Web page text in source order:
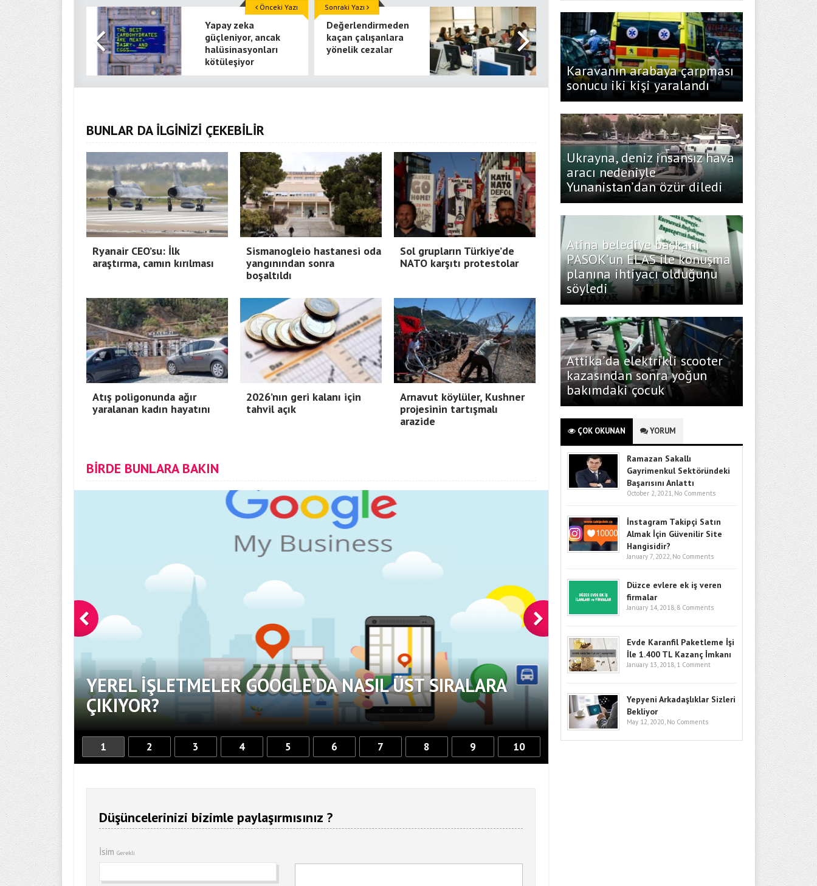
Yapay zeka
güçleniyor, ancak
halüsinasyonları
kötüleşiyor
Önceki Yazı
Değerlendirmeden
kaçan çalışanlara
yönelik cezalar
Sonraki Yazı
BUNLAR DA İLGİNİZİ ÇEKEBİLİR
Ryanair CEO’su: İlk
araştırma, camın kırılması
Sismanogleio hastanesi oda
yangınından sonra
boşaltıldı
Sol grupların Türkiye’de
NATO karşıtı protestolar
Atış poligonunda ağır
yaralanan kadın hayatını
2026’nın geri kalanı için
tahvil açık
Arnavut köylüler, Kushner
projesinin tartışmalı
arazide
BİRDE BUNLARA BAKIN
YEREL İŞLETMELER GOOGLE’DA NASIL ÜST SIRALARA
ÇIKIYOR?
BITCOIN’DE GÖZLER KRITIK
GIRIŞLERI VE MAKRO RISKLER
1 2 3 4 5 6 7 8 9 10
Düşüncelerinizi bizimle paylaşırmısınız ?
İsim Gerekli
Karavanın arabaya çarpması
sonucu iki kişi yaralandı
Ukrayna, deniz insansız hava
aracı nedeniyle
Yunanistan’dan özür diledi
Atina belediye başkanı
PASOK’un ELAS ile konuşma
planına ihtiyacı olduğunu
söyledi
Attika’da elektrikli scooter
kazasından sonra yoğun
bakımdaki çocuk
ÇOK OKUNAN YORUM
Ramazan Sakallı
Gayrimenkul Sektöründeki
Başarısını Anlattı
October 2, 2021, No Comments
İnstagram Takipçi Satın
Almak İçin Güvenilir Site
Hangisidir?
January 7, 2022, No Comments
Düzce evlere ek iş veren
firmalar
January 14, 2018, 8 Comments
Evde Karanfil Paketleme İşi
İle 1.400 TL Kazanç İmkanı
January 13, 2018, 1 Comment
Yepyeni Arkadaşlıklar Sizleri
Bekliyor
May 12, 2020, No Comments